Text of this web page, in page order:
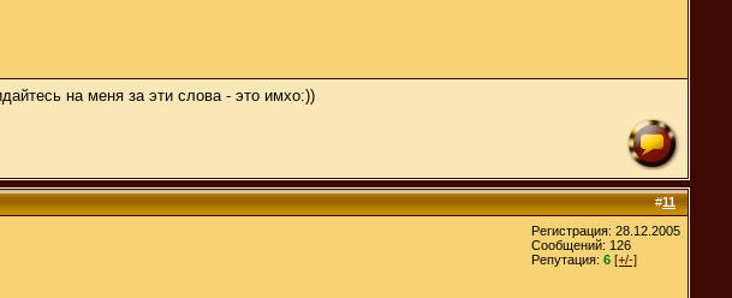
на меня за эти слова - это имхо:))
#11
Регистрация: 28.12.2005
Сообщений: 126
Репутация: 6 [+/-]